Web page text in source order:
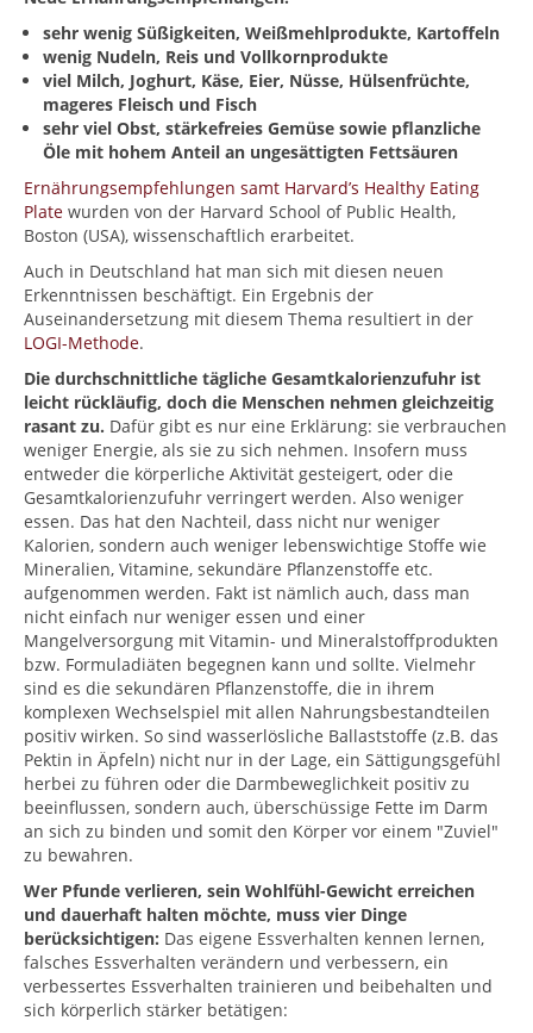
sehr wenig Süßigkeiten, Weißmehlprodukte, Kartoffeln
wenig Nudeln, Reis und Vollkornprodukte
viel Milch, Joghurt, Käse, Eier, Nüsse, Hülsenfrüchte,
mageres Fleisch und Fisch
sehr viel Obst, stärkefreies Gemüse sowie pflanzliche
Öle mit hohem Anteil an ungesättigten Fettsäuren
Ernährungsempfehlungen samt Harvard’s Healthy Eating
Plate wurden von der Harvard School of Public Health,
Boston (USA), wissenschaftlich erarbeitet.
Auch in Deutschland hat man sich mit diesen neuen
Erkenntnissen beschäftigt. Ein Ergebnis der
Auseinandersetzung mit diesem Thema resultiert in der
LOGI-Methode.
Die durchschnittliche tägliche Gesamtkalorienzufuhr ist
leicht rückläufig, doch die Menschen nehmen gleichzeitig
rasant zu. Dafür gibt es nur eine Erklärung: sie verbrauchen
weniger Energie, als sie zu sich nehmen. Insofern muss
entweder die körperliche Aktivität gesteigert, oder die
Gesamtkalorienzufuhr verringert werden. Also weniger
essen. Das hat den Nachteil, dass nicht nur weniger
Kalorien, sondern auch weniger lebenswichtige Stoffe wie
Mineralien, Vitamine, sekundäre Pflanzenstoffe etc.
aufgenommen werden. Fakt ist nämlich auch, dass man
nicht einfach nur weniger essen und einer
Mangelversorgung mit Vitamin- und Mineralstoffprodukten
bzw. Formuladiäten begegnen kann und sollte. Vielmehr
sind es die sekundären Pflanzenstoffe, die in ihrem
komplexen Wechselspiel mit allen Nahrungsbestandteilen
positiv wirken. So sind wasserlösliche Ballaststoffe (z.B. das
Pektin in Äpfeln) nicht nur in der Lage, ein Sättigungsgefühl
herbei zu führen oder die Darmbeweglichkeit positiv zu
beeinflussen, sondern auch, überschüssige Fette im Darm
an sich zu binden und somit den Körper vor einem "Zuviel"
zu bewahren.
Wer Pfunde verlieren, sein Wohlfühl-Gewicht erreichen
und dauerhaft halten möchte, muss vier Dinge
berücksichtigen: Das eigene Essverhalten kennen lernen,
falsches Essverhalten verändern und verbessern, ein
verbessertes Essverhalten trainieren und beibehalten und
sich körperlich stärker betätigen: